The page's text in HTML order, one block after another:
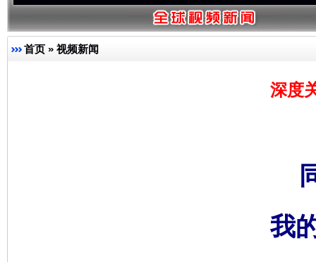
首页 » 视频新闻
深度
我